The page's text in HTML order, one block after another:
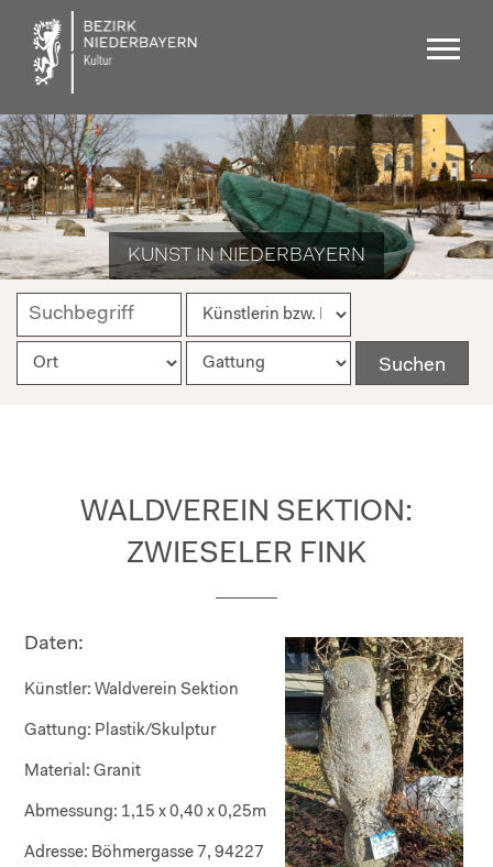
KUNST IN NIEDERBAYERN
WALDVEREIN SEKTION:
ZWIESELER FINK
Daten:
Künstler: Waldverein Sektion
Gattung: Plastik/Skulptur
Material: Granit
Abmessung: 1,15 x 0,40 x 0,25m
Adresse: Böhmergasse 7, 94227